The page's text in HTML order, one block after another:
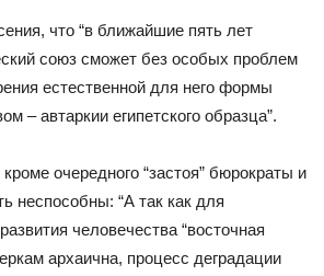
что “в ближайшие пять лет
союз сможет без особых проблем
естественной для него формы
– автаркии египетского образца”.
очередного “застоя” бюрократы и
неспособны: “А так как для
человечества “восточная
архаична, процесс деградации